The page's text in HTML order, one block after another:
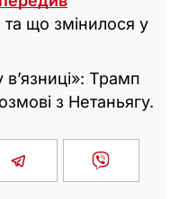
та що змінилося у
Трамп
з Нетаньягу.